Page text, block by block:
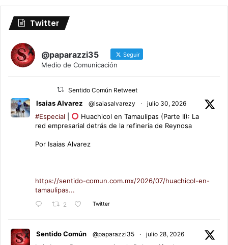
Twitter
@paparazzi35 Seguir
Medio de Comunicación
Sentido Común Retweet
Isaias Alvarez @isaiasalvarezy · julio 30, 2026
#Especial
Huachicol en Tamaulipas (Parte II): La
red empresarial detrás de la refinería de Reynosa
Por Isaias Alvarez
https://sentido-comun.com.mx/2026/07/huachicol-en-
tamaulipas...
2 Twitter
Sentido Común @paparazzi35 · julio 28, 2026